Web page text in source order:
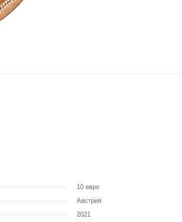
10 евро
Австрия
2021